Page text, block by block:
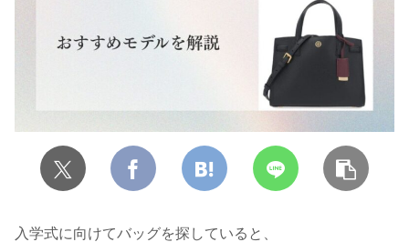
入学式に向けてバッグを探していると、